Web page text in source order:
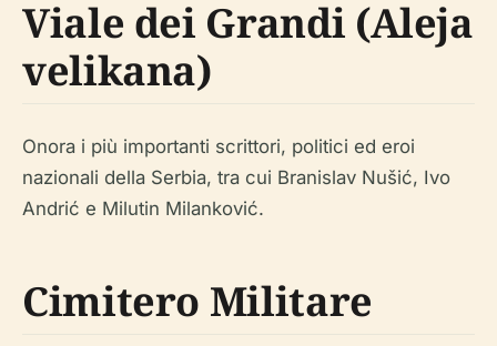
Viale dei Grandi (Aleja
velikana)
Onora i più importanti scrittori, politici ed eroi
nazionali della Serbia, tra cui Branislav Nušić, Ivo
Andrić e Milutin Milanković.
Cimitero Militare